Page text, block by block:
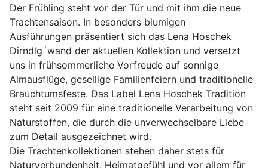
Der Frühling steht vor der Tür und mit ihm die neue
Trachtensaison. In besonders blumigen
Ausführungen präsentiert sich das Lena Hoschek
Dirndlg´wand der aktuellen Kollektion und versetzt
uns in frühsommerliche Vorfreude auf sonnige
Almausflüge, gesellige Familienfeiern und traditionelle
Brauchtumsfeste. Das Label Lena Hoschek Tradition
steht seit 2009 für eine traditionelle Verarbeitung von
Naturstoffen, die durch die unverwechselbare Liebe
zum Detail ausgezeichnet wird.
Die Trachtenkollektionen stehen daher stets für
Naturverbundenheit, Heimatgefühl und vor allem für